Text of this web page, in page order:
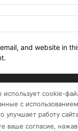
and website in
использует cookie-
с
улучшает работу
ваше согласие,